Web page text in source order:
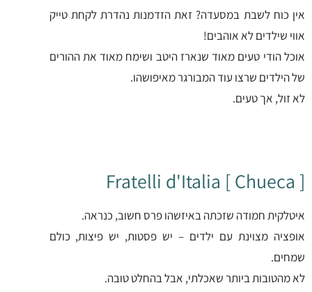
פוסט חדש עם בתי מלון מעולים במרכז העיר
לקריאה
אין כוח לשבת במסעדה? זאת הזדמנות נהדרת לקחת טייק
אווי שילדים לא אוהבים!
אוכל הודי טעים מאוד שנארז היטב ושימח מאוד את ההורים
של הילדים שרצו עוד המבורגר מאיפושהו.
לא זול, אך טעים.
Fratelli d'Italia [ Chueca ]
איטלקית חמודה שזכתה באיזשהו פרס חשוב, כנראה.
אופציה מצוינת עם ילדים – יש פסטות, יש פיצות, כולם
שמחים.
לא מהטובות ביותר שאכלתי, אבל בהחלט טובה.